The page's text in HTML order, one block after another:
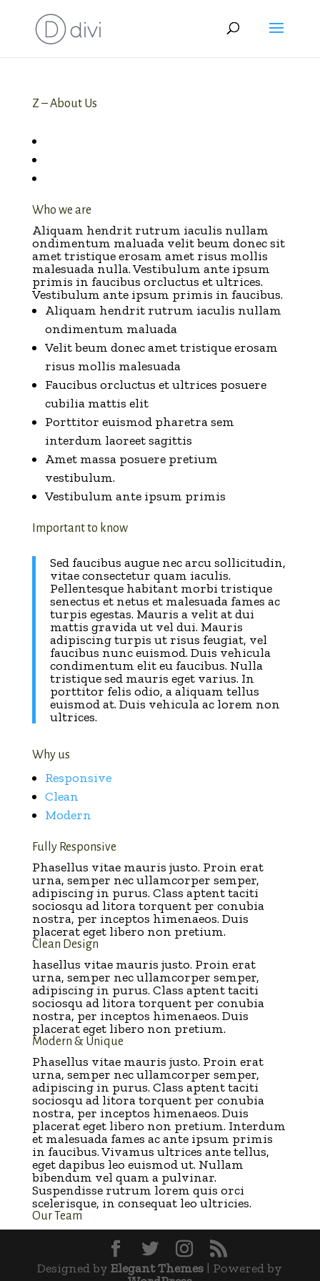
Z – About Us
Who we are
Aliquam hendrit rutrum iaculis nullam
ondimentum maluada velit beum donec sit
amet tristique erosam amet risus mollis
malesuada nulla. Vestibulum ante ipsum
primis in faucibus orcluctus et ultrices.
Vestibulum ante ipsum primis in faucibus.
Aliquam hendrit rutrum iaculis nullam
ondimentum maluada
Velit beum donec amet tristique erosam
risus mollis malesuada
Faucibus orcluctus et ultrices posuere
cubilia mattis elit
Porttitor euismod pharetra sem
interdum laoreet sagittis
Amet massa posuere pretium
vestibulum.
Vestibulum ante ipsum primis
Important to know
Sed faucibus augue nec arcu sollicitudin,
vitae consectetur quam iaculis.
Pellentesque habitant morbi tristique
senectus et netus et malesuada fames ac
turpis egestas. Mauris a velit at dui
mattis gravida ut vel dui. Mauris
adipiscing turpis ut risus feugiat, vel
faucibus nunc euismod. Duis vehicula
condimentum elit eu faucibus. Nulla
tristique sed mauris eget varius. In
porttitor felis odio, a aliquam tellus
euismod at. Duis vehicula ac lorem non
ultrices.
Why us
Responsive
Clean
Modern
Fully Responsive
Phasellus vitae mauris justo. Proin erat
urna, semper nec ullamcorper semper,
adipiscing in purus. Class aptent taciti
sociosqu ad litora torquent per conubia
nostra, per inceptos himenaeos. Duis
placerat eget libero non pretium.
Clean Design
hasellus vitae mauris justo. Proin erat
urna, semper nec ullamcorper semper,
adipiscing in purus. Class aptent taciti
sociosqu ad litora torquent per conubia
nostra, per inceptos himenaeos. Duis
placerat eget libero non pretium.
Modern & Unique
Phasellus vitae mauris justo. Proin erat
urna, semper nec ullamcorper semper,
adipiscing in purus. Class aptent taciti
sociosqu ad litora torquent per conubia
nostra, per inceptos himenaeos. Duis
placerat eget libero non pretium. Interdum
et malesuada fames ac ante ipsum primis
in faucibus. Vivamus ultrices ante tellus,
eget dapibus leo euismod ut. Nullam
bibendum vel quam a pulvinar.
Suspendisse rutrum lorem quis orci
scelerisque, in consequat leo ultricies.
Our Team
Designed byElegant Themes | Powered by